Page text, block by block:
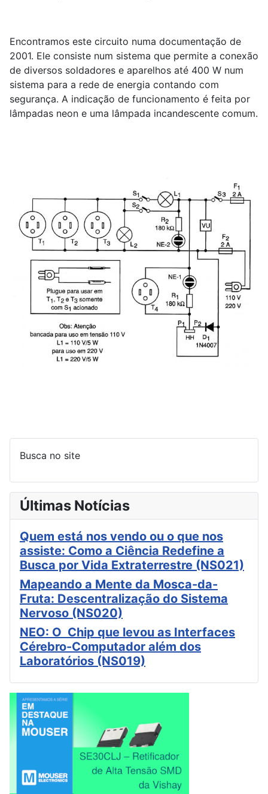
Encontramos este circuito numa documentação de
2001. Ele consiste num sistema que permite a conexão
de diversos soldadores e aparelhos até 400 W num
sistema para a rede de energia contando com
segurança. A indicação de funcionamento é feita por
lâmpadas neon e uma lâmpada incandescente comum.
Busca no site
Últimas Notícias
Quem está nos vendo ou o que nos
assiste: Como a Ciência Redefine a
Busca por Vida Extraterrestre (NS021)
Mapeando a Mente da Mosca-da-
Fruta: Descentralização do Sistema
Nervoso (NS020)
NEO: O Chip que levou as Interfaces
Cérebro-Computador além dos
Laboratórios (NS019)